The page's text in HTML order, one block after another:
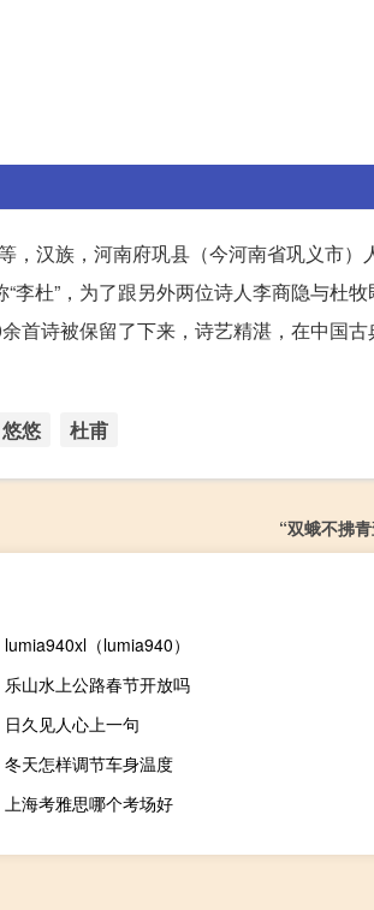
，汉族，河南府巩县（今河南省巩义市
李杜”，为了跟另外两位诗人李商隐与杜牧
首诗被保留了下来，诗艺精湛，在中国
悠悠 杜甫
“双蛾不拂
lumia940xl（lumia940）
乐山水上公路春节开放吗
日久见人心上一句
冬天怎样调节车身温度
上海考雅思哪个考场好